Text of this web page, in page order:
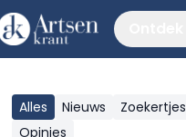
Alles Nieuws
Zoekertjes
Opinies